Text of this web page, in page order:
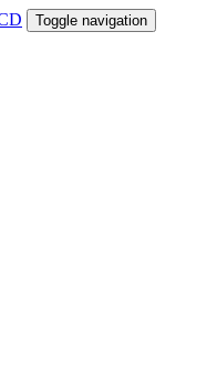
Toggle navigation